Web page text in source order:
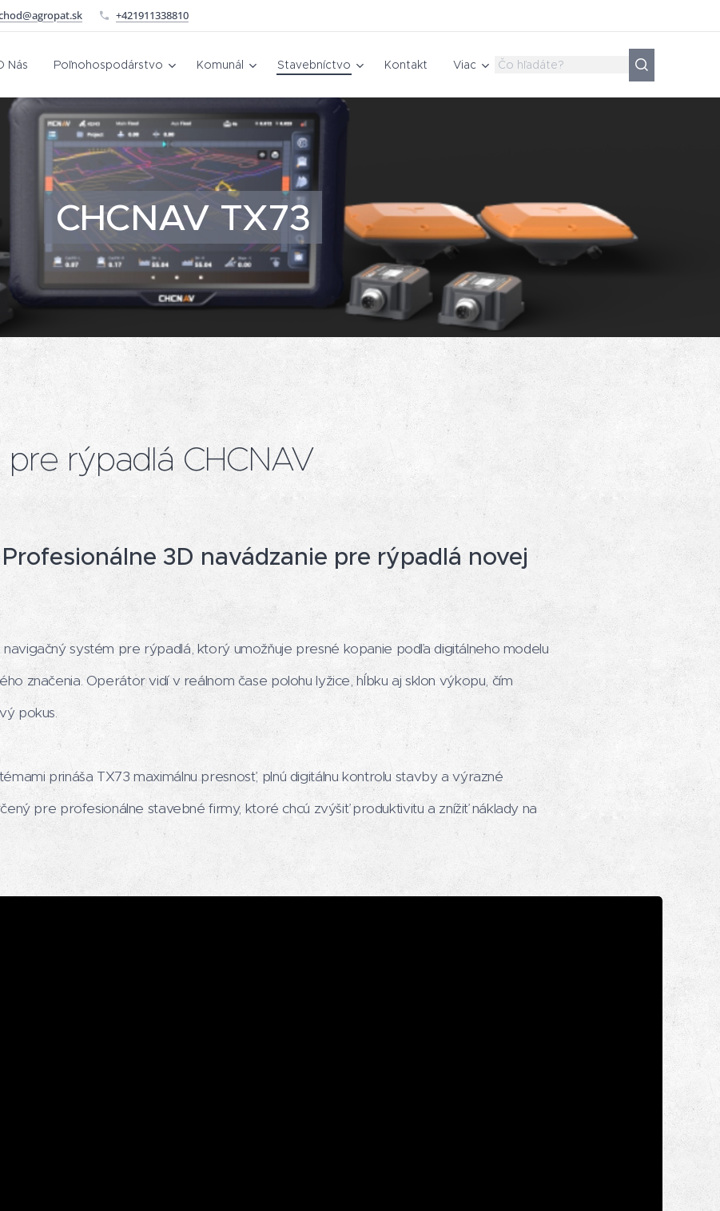
+421911338810
Nás Poľnohospodárstvo Komunál Stavebníctvo Kontakt Viac
CHCNAV TX73
rýpadlá CHCNAV
3D navádzanie pre rýpadlá novej
systém pre rýpadlá, ktorý umožňuje presné kopanie podľa digitálneho modelu
značenia. Operátor vidí v reálnom čase polohu lyžice, hĺbku aj sklon výkopu, čím
pokus.
prináša TX73 maximálnu presnosť, plnú digitálnu kontrolu stavby a výrazné
pre profesionálne stavebné firmy, ktoré chcú zvýšiť produktivitu a znížiť náklady na